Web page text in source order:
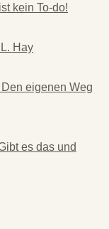
kein To-do!
Hay
eigenen Weg
es das und